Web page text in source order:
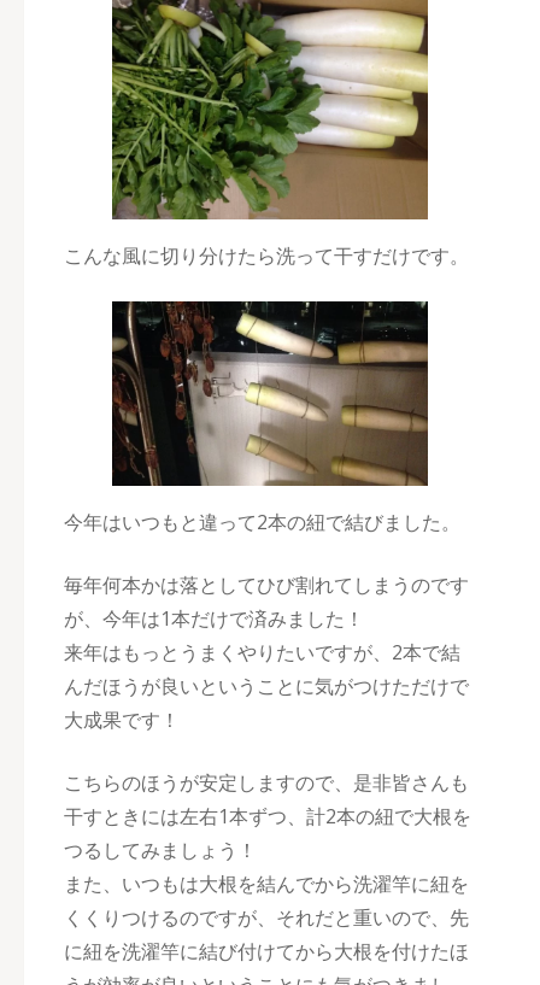
こんな風に切り分けたら洗って干すだけです。
今年はいつもと違って2本の紐で結びました。
毎年何本かは落としてひび割れてしまうのです
が、今年は1本だけで済みました！
来年はもっとうまくやりたいですが、2本で結
んだほうが良いということに気がつけただけで
大成果です！
こちらのほうが安定しますので、是非皆さんも
干すときには左右1本ずつ、計2本の紐で大根を
つるしてみましょう！
また、いつもは大根を結んでから洗濯竿に紐を
くくりつけるのですが、それだと重いので、先
に紐を洗濯竿に結び付けてから大根を付けたほ